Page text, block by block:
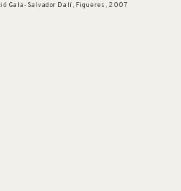
Gala-Salvador Dalí, Figueres, 2007